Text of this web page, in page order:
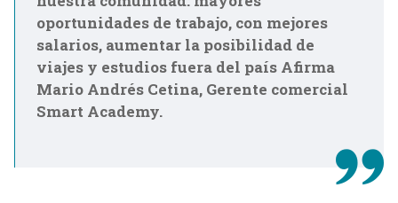
oportunidades de trabajo, con mejores
salarios, aumentar la posibilidad de
viajes y estudios fuera del país Afirma
Mario Andrés Cetina, Gerente comercial
Smart Academy.